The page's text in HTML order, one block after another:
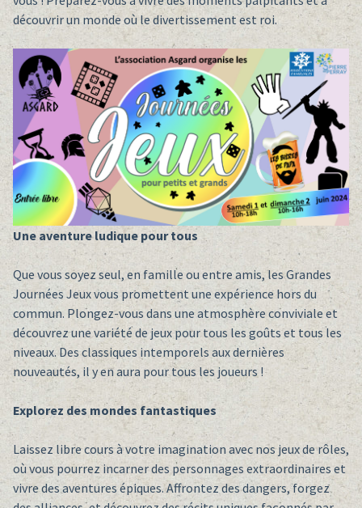
découvrir un monde où le divertissement est roi.
Une aventure ludique pour tous
Que vous soyez seul, en famille ou entre amis, les Grandes
Journées Jeux vous promettent une expérience hors du
commun. Plongez-vous dans une atmosphère conviviale et
découvrez une variété de jeux pour tous les goûts et tous les
niveaux. Des classiques intemporels aux dernières
nouveautés, il y en aura pour tous les joueurs !
Explorez des mondes fantastiques
Laissez libre cours à votre imagination avec nos jeux de rôles,
où vous pourrez incarner des personnages extraordinaires et
vivre des aventures épiques. Affrontez des dangers, forgez